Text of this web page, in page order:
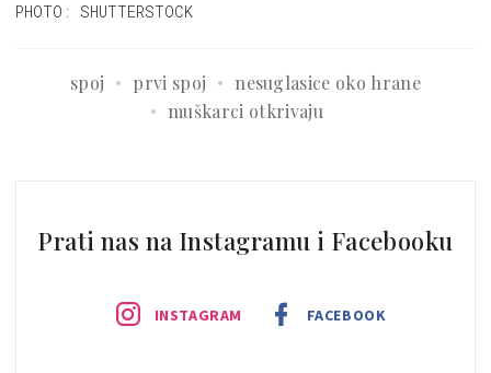
PHOTO: SHUTTERSTOCK
spoj prvi spoj
nesuglasice oko hrane
muškarci otkrivaju
Prati nas na Instagramu i Facebooku
INSTAGRAM FACEBOOK